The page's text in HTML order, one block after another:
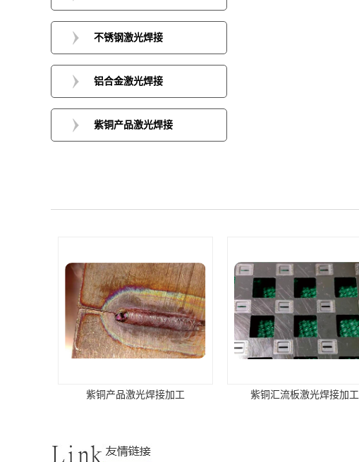
不锈钢激光焊接
铝合金激光焊接
紫铜产品激光焊接
紫铜产品激光焊接加工 紫铜汇流板激光焊接加工